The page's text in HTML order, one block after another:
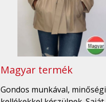
Magyar termék
Gondos munkával, minőségi